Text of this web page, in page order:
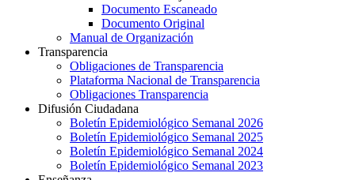
Documento Escaneado
Documento Original
Manual de Organización
Transparencia
Obligaciones de Transparencia
Plataforma Nacional de Transparencia
Obligaciones Transparencia
Difusión Ciudadana
Boletín Epidemiológico Semanal 2026
Boletín Epidemiológico Semanal 2025
Boletín Epidemiológico Semanal 2024
Boletín Epidemiológico Semanal 2023